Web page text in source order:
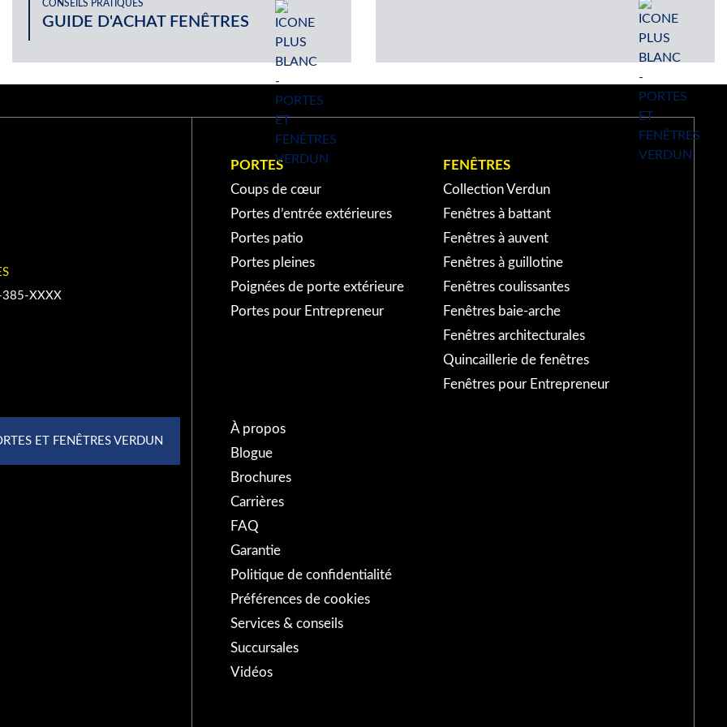
(514) 940-XXXX
(450) 674-XXXX
CONSEILS PRATIQUES
GUIDE D'ACHAT FENÊTRES
XXXX
À propos
Blogue
Brochures
Carrières
FAQ
Garantie
Politique de confidentialité
Préférences de cookies
Services & conseils
Succursales
Vidéos
PORTES
Coups de cœur
Portes d’entrée extérieures
Portes patio
Portes pleines
Poignées de porte extérieure
Portes pour Entrepreneur
FENÊTRES
Collection Verdun
Fenêtres à battant
Fenêtres à auvent
Fenêtres à guillotine
Fenêtres coulissantes
Fenêtres baie-arche
Fenêtres architecturales
Quincaillerie de fenêtres
Fenêtres pour Entrepreneur